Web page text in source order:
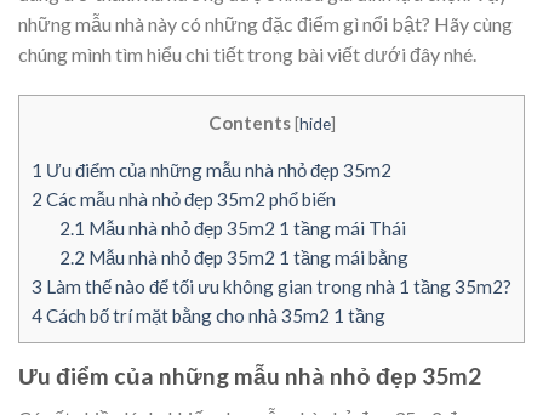
những mẫu nhà này có những đặc điểm gì nổi bật? Hãy cùng
chúng mình tìm hiểu chi tiết trong bài viết dưới đây nhé.
Contents [hide]
1 Ưu điểm của những mẫu nhà nhỏ đẹp 35m2
2 Các mẫu nhà nhỏ đẹp 35m2 phổ biến
2.1 Mẫu nhà nhỏ đẹp 35m2 1 tầng mái Thái
2.2 Mẫu nhà nhỏ đẹp 35m2 1 tầng mái bằng
3 Làm thế nào để tối ưu không gian trong nhà 1 tầng 35m2?
4Cách bố trí mặt bằng cho nhà 35m2 1 tầng
Ưu điểm của những mẫu nhà nhỏ đẹp 35m2